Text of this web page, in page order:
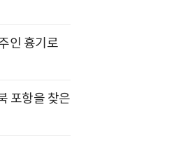
인 흉기로
포항을 찾은